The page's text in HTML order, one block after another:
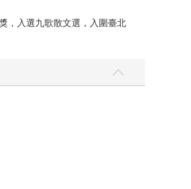
，入選九歌散文選，入圍臺北